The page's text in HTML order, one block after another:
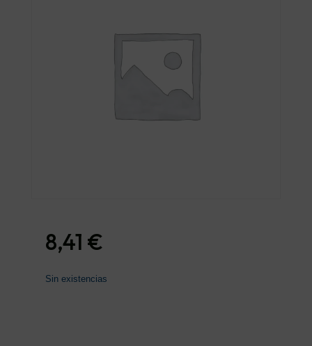
8,41 €
Sin existencias